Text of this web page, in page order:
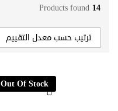
14
Products found
ترتيب حسب معدل التقييم
Out Of Stock